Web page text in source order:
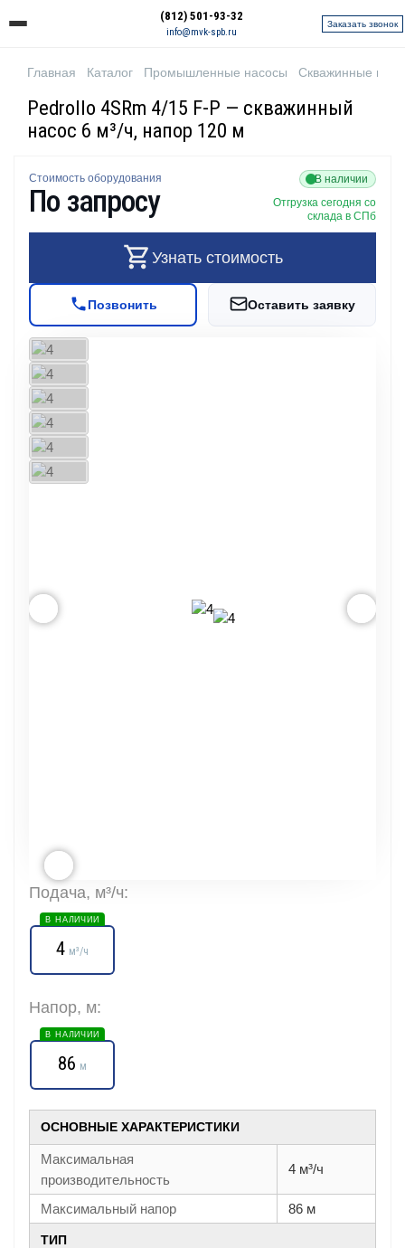
(812) 501-93-32
info@mvk-spb.ru
Заказать звонок
Главная Каталог Промышленные насосы Скважинные
Pedrollo 4SRm 4/15 F-P — скважинный
насос 6 м³/ч, напор 120 м
Подача, м³/ч:
4
В НАЛИЧИИ
м³/ч
Напор, м:
86
В НАЛИЧИИ
м
ОСНОВНЫЕ ХАРАКТЕРИСТИКИ
Максимальная
производительность
4 м³/ч
Максимальный напор 86 м
ТИП
Стоимость оборудования
По запросу
В наличии
Отгрузка сегодня со
склада в СПб
Узнать стоимость
Позвонить Оставить заявку